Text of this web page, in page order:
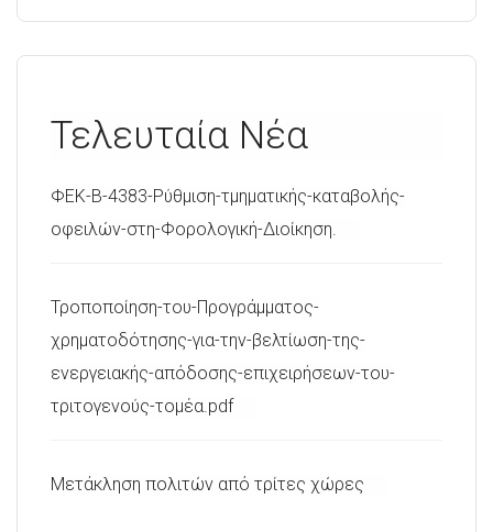
Τελευταία Νέα
ΦΕΚ-Β-4383-Ρύθμιση-τμηματικής-καταβολής-
οφειλών-στη-Φορολογική-Διοίκηση.
Τροποποίηση-του-Προγράμματος-
χρηματοδότησης-για-την-βελτίωση-της-
ενεργειακής-απόδοσης-επιχειρήσεων-του-
τριτογενούς-τομέα.pdf
Μετάκληση πολιτών από τρίτες χώρες